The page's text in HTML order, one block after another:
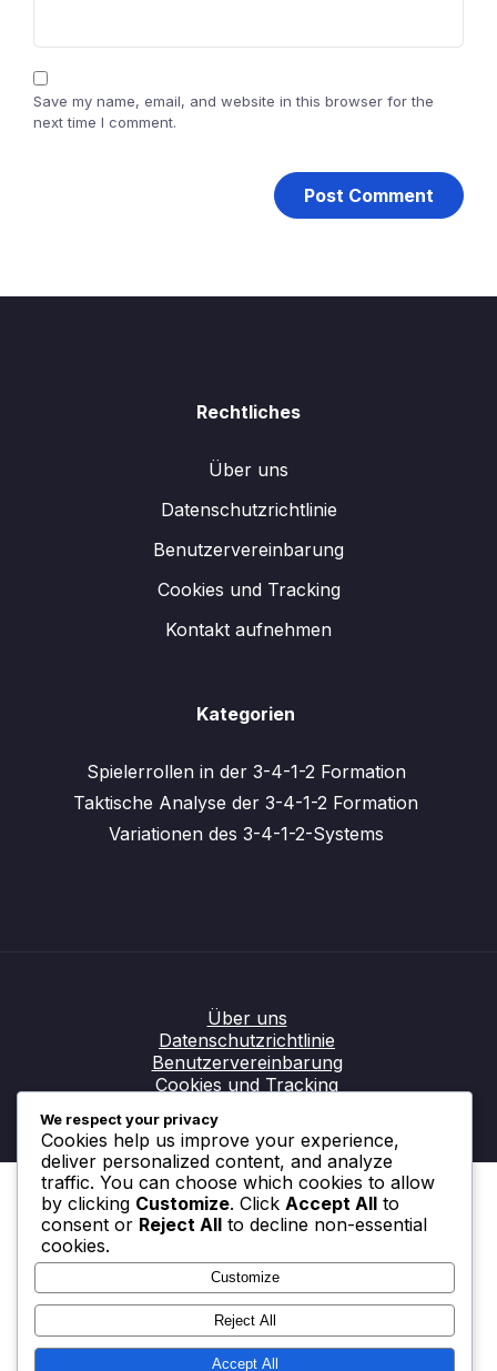
Save my name, email, and website in this browser for the
next time I comment.
Rechtliches
Über uns
Datenschutzrichtlinie
Benutzervereinbarung
Cookies und Tracking
Kontakt aufnehmen
Kategorien
Spielerrollen in der 3-4-1-2 Formation
Taktische Analyse der 3-4-1-2 Formation
Variationen des 3-4-1-2-Systems
Über uns
Datenschutzrichtlinie
Benutzervereinbarung
Cookies und Tracking
© All rights reserved.
We respect your privacy
Cookies help us improve your experience,
deliver personalized content, and analyze
traffic. You can choose which cookies to allow
by clicking Customize. Click Accept All to
consent or Reject All to decline non-essential
cookies.
Customize
Reject All
Accept All